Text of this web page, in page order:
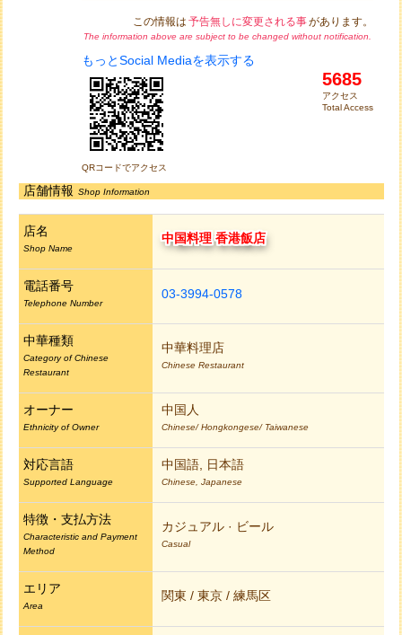
この情報は 予告無しに変更される事があります。
The information above are subject to be changed without notification.
もっとSocial Mediaを表示する
5685
アクセス
Total Access
QRコードでアクセス
店舗情報 Shop Information
店名
Shop Name
中国料理 香港飯店
電話番号
Telephone Number
03-3994-0578
中華種類
Category of Chinese
Restaurant
中華料理店
Chinese Restaurant
オーナー
Ethnicity of Owner
中国人
Chinese/ Hongkongese/ Taiwanese
対応言語
Supported Language
中国語, 日本語
Chinese, Japanese
特徴・支払方法
Characteristic and Payment
Method
カジュアル · ビール
Casual
エリア
Area
関東 / 東京 / 練馬区